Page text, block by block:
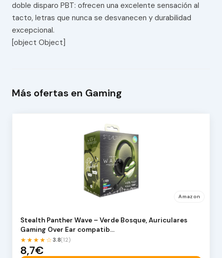
doble disparo PBT: ofrecen una excelente sensación al
tacto, letras que nunca se desvanecen y durabilidad
excepcional.
[object Object]
Más ofertas en Gaming
Amazon
Stealth Panther Wave – Verde Bosque, Auriculares
Gaming Over Ear compatib…
★★★★☆3.8(12)
8,7€